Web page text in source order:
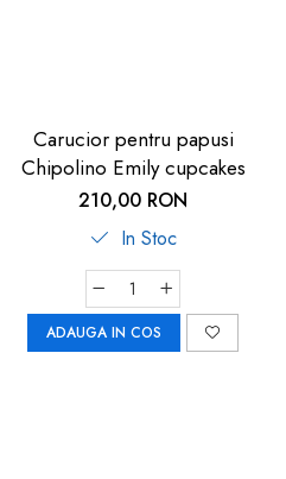
Carucior pentru papusi
Chipolino Emily cupcakes
210,00 RON
In Stoc
ADAUGA IN COS